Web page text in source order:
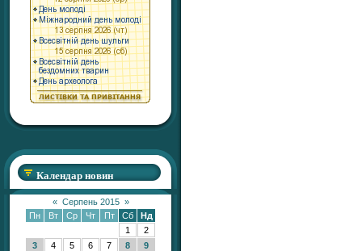
Календар новин
« Серпень 2015 »
Пн
Вт Ср Чт Пт Сб
Нд
1
2
3
4 5 6 7 8
9